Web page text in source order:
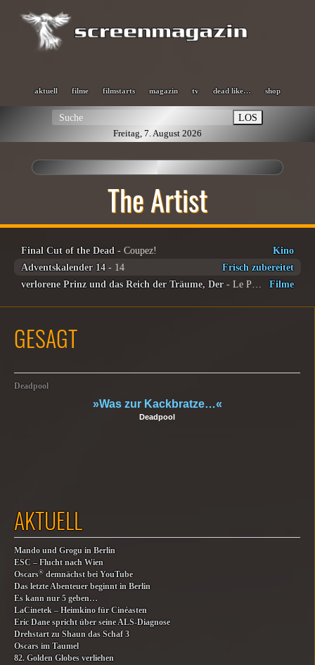
aktuell filme filmstarts magazin tv dead like… shop
LOS
Freitag, 7. August 2026
The Artist
Final Cut of the Dead - Coupez!
Kino
Adventskalender 14- 14
Frisch zubereitet
verlorene Prinz und das Reich der Träume, Der
Filme
GESAGT
Deadpool
»Was zur Kackbratze…«
Deadpool
AKTUELL
Mando und Grogu in Berlin
ESC – Flucht nach Wien
Oscars® demnächst bei YouTube
Das letzte Abenteuer beginnt in Berlin
Es kann nur 5 geben…
LaCinetek – Heimkino für Cinéasten
Eric Dane spricht über seine ALS-Diagnose
Drehstart zu Shaun das Schaf 3
Oscars im Taumel
82. Golden Globes verliehen